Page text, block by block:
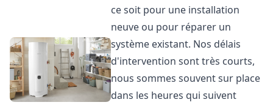
ce soit pour une installation
neuve ou pour réparer un
système existant. Nos délais
d'intervention sont très courts,
nous sommes souvent sur place
dans les heures qui suivent